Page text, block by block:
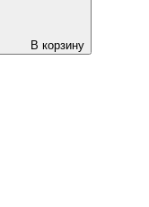
В корзину